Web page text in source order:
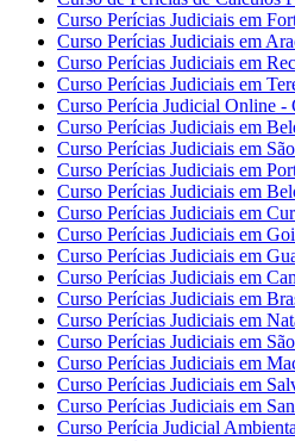
Curso Perícias Judiciais em
Curso Perícias Judiciais em
Curso Perícias Judiciais em
Curso Perícias Judiciais em
Curso Perícia Judicial Online -
Curso Perícias Judiciais em
Curso Perícias Judiciais em
Curso Perícias Judiciais em
Curso Perícias Judiciais em
Curso Perícias Judiciais em
Curso Perícias Judiciais em
Curso Perícias Judiciais em
Curso Perícias Judiciais em
Curso Perícias Judiciais em
Curso Perícias Judiciais em
Curso Perícias Judiciais em
Curso Perícias Judiciais em
Curso Perícias Judiciais em
Curso Perícias Judiciais em
Curso Perícia Judicial